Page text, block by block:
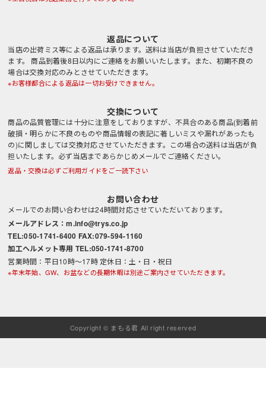
返品について
当店の出荷ミス等による返品は承ります。送料は当店が負担させていただき
ます。 商品到着後8日以内にご連絡をお願いいたします。また、初期不良の
場合は交換対応のみとさせていただきます。
※お客様都合による返品は一切お受けできません。
交換について
商品の品質管理には十分に注意をしておりますが、不具合のある商品(到着前
破損・明らかに不良のものや商品情報の表記に著しいミスや漏れがあったも
の)に関しましては交換対応させていただきます。この場合の送料は当店が負
担いたします。必ず当店まであらかじめメールでご連絡ください。
返品・交換は必ずご利用ガイドをご一読下さい
お問い合わせ
メールでのお問い合わせは24時間対応させていただいております。
メールアドレス：m.info@trys.co.jp
TEL:050-1741-6400 FAX:079-594-1160
加工ヘルメット専用 TEL:050-1741-8700
営業時間：平日10時～17時 定休日：土・日・祝日
※年末年始、GW、お盆などの長期休暇は別途ご案内させていただきます。
Copyright © まもる君 All right reserved